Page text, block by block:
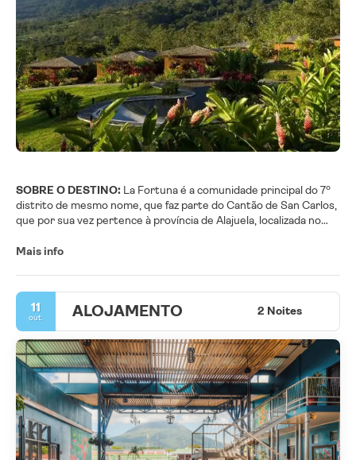
SOBRE O DESTINO: La Fortuna é a comunidade principal do 7º
distrito de mesmo nome, que faz parte do Cantão de San Carlos,
que por sua vez pertence à província de Alajuela, localizada no
rafting, observação de pássaros, pesca esportiva, caminhadas,
banhos termais, e em particular sua proximidade com o vulcão
Arenal, fazem dele um dos destinos turísticos mais importantes
da Costa Rica.
Mais info
11
out. ALOJAMENTO 2 Noites